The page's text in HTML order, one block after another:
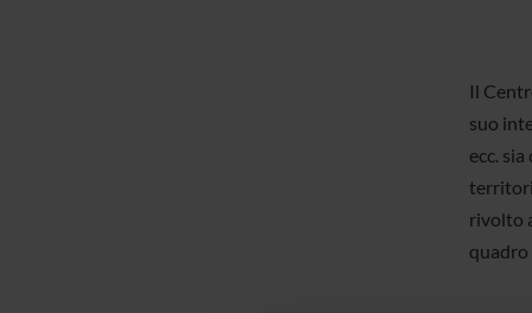
Il
suo
ecc.
rivolto
quadro